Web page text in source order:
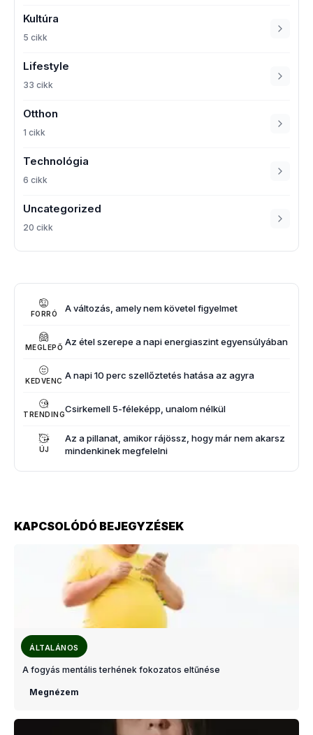
Kultúra
5 cikk
Lifestyle
33 cikk
Otthon
1 cikk
Technológia
6 cikk
Uncategorized
20 cikk
FORRÓ A változás, amely nem követel figyelmet
MEGLEPŐ Az étel szerepe a napi energiaszint egyensúlyában
KEDVENC A napi 10 perc szellőztetés hatása az agyra
TRENDINGCsirkemell 5-féleképp, unalom nélkül
ÚJ
Az a pillanat, amikor rájössz, hogy már nem akarsz
mindenkinek megfelelni
KAPCSOLÓDÓ BEJEGYZÉSEK
ÁLTALÁNOS
A fogyás mentális terhének fokozatos eltűnése
Megnézem